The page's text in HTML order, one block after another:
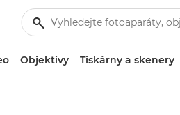
Objektivy Tiskárny a skenery